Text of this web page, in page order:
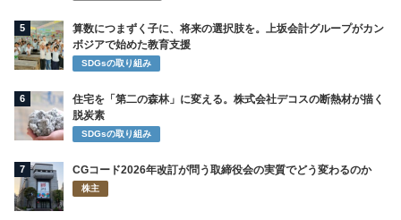
5
算数につまずく子に、将来の選択肢を。上坂会計グループがカン
ボジアで始めた教育支援
SDGsの取り組み
6
住宅を「第二の森林」に変える。株式会社デコスの断熱材が描く
脱炭素
SDGsの取り組み
7 CGコード2026年改訂が問う取締役会の実質でどう変わるのか
株主